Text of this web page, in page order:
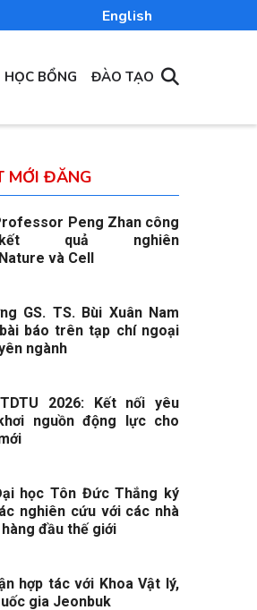
English
HỌC BỔNG ĐÀO TẠO
MỚI ĐĂNG
Peng Zhan công
quả nghiên
và Cell
GS. TS. Bùi Xuân Nam
báo trên tạp chí ngoại
ngành
2026: Kết nối yêu
nguồn động lực cho
học Tôn Đức Thắng ký
nghiên cứu với các nhà
đầu thế giới
hợp tác với Khoa Vật lý,
gia Jeonbuk